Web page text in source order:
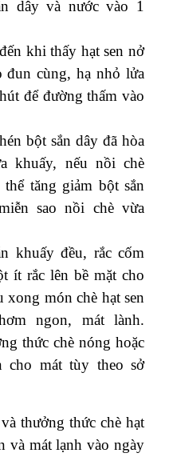
dây và nước vào 1
khi thấy hạt sen nở
đun cùng, hạ nhỏ lửa
để đường thấm vào
bột sắn dây đã hòa
khuấy, nếu nồi chè
tăng giảm bột sắn
sao nồi chè vừa
khuấy đều, rắc cốm
ít rắc lên bề mặt cho
xong món chè hạt sen
ngon, mát lành.
thức chè nóng hoặc
cho mát tùy theo sở
thưởng thức chè hạt
và mát lạnh vào ngày